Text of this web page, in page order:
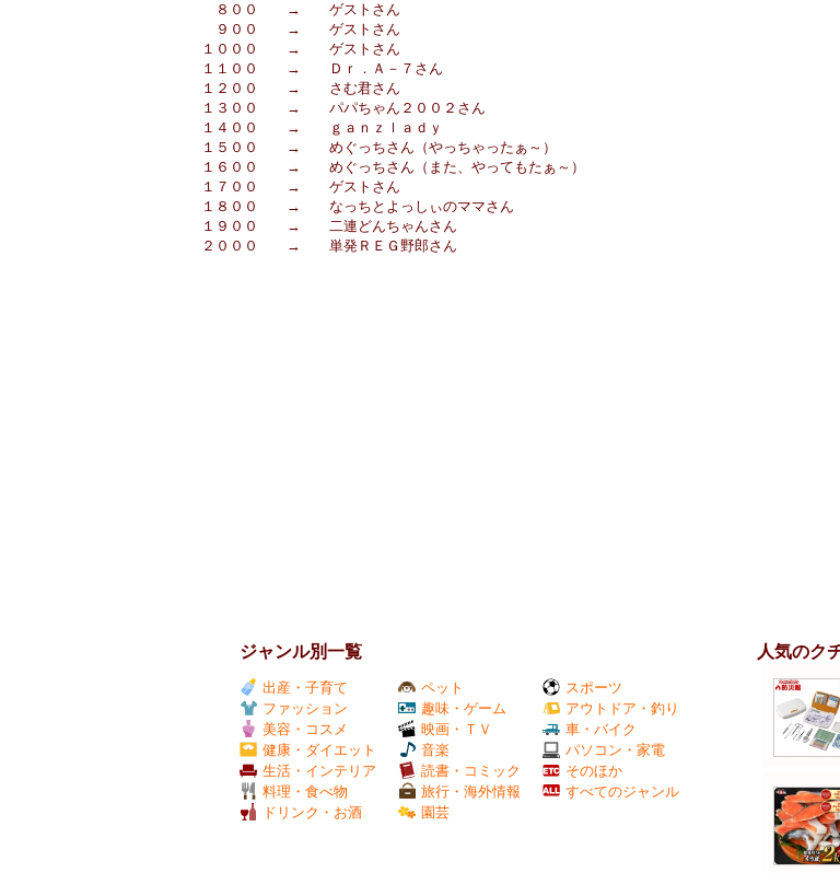
８００ → ゲストさん
９００ → ゲストさん
１０００ → ゲストさん
１１００ → Ｄｒ．Ａ－７さん
１２００ → さむ君さん
１３００ → パパちゃん２００２さん
１４００ → ｇａｎｚｌａｄｙ
１５００ → めぐっちさん（やっちゃったぁ～）
１６００ → めぐっちさん（また、やってもたぁ～）
１７００ → ゲストさん
１８００ → なっちとよっしぃのママさん
１９００ → 二連どんちゃんさん
２０００ → 単発ＲＥＧ野郎さん
ジャンル別一覧
出産・子育て
ファッション
美容・コスメ
健康・ダイエット
生活・インテリア
料理・食べ物
ドリンク・お酒
ペット
趣味・ゲーム
映画・ＴＶ
音楽
読書・コミック
旅行・海外情報
園芸
スポーツ
アウトドア・釣り
車・バイク
パソコン・家電
そのほか
すべてのジャンル
人気のク